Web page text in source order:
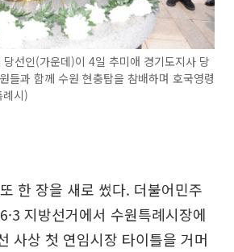
선인(가운데)이 4일 추미애 경기도지사 당
들과 함께 수원 현충탑을 참배하며 호국영령
시)
한 장을 새로 썼다. 더불어민주
지방선거에서 수원특례시장에
사상 첫 연임시장 타이틀을 거머